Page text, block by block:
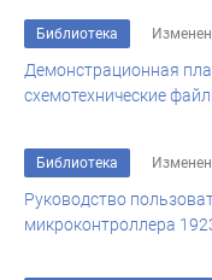
Библиотека
Демонстрационная
схемотехнические
Библиотека
Руководство
микроконтроллера